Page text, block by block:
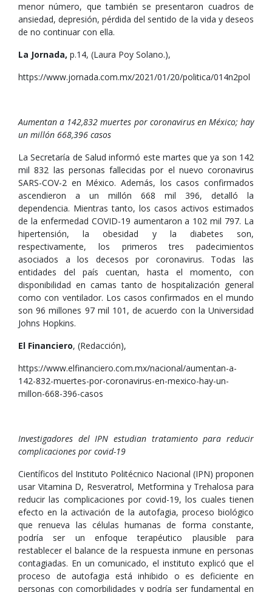
menor número, que también se presentaron cuadros de
ansiedad, depresión, pérdida del sentido de la vida y deseos
de no continuar con ella.
La Jornada, p.14, (Laura Poy Solano.),
https://www.jornada.com.mx/2021/01/20/politica/014n2pol
Aumentan a 142,832 muertes por coronavirus en México; hay
un millón 668,396 casos
La Secretaría de Salud informó este martes que ya son 142
mil 832 las personas fallecidas por el nuevo coronavirus
SARS-COV-2 en México. Además, los casos confirmados
ascendieron a un millón 668 mil 396, detalló la
dependencia. Mientras tanto, los casos activos estimados
de la enfermedad COVID-19 aumentaron a 102 mil 797. La
hipertensión, la obesidad y la diabetes son,
respectivamente, los primeros tres padecimientos
asociados a los decesos por coronavirus. Todas las
entidades del país cuentan, hasta el momento, con
disponibilidad en camas tanto de hospitalización general
como con ventilador. Los casos confirmados en el mundo
son 96 millones 97 mil 101, de acuerdo con la Universidad
Johns Hopkins.
El Financiero, (Redacción),
https://www.elfinanciero.com.mx/nacional/aumentan-a-
142-832-muertes-por-coronavirus-en-mexico-hay-un-
millon-668-396-casos
Investigadores del IPN estudian tratamiento para reducir
complicaciones por covid-19
Científicos del Instituto Politécnico Nacional (IPN) proponen
usar Vitamina D, Resveratrol, Metformina y Trehalosa para
reducir las complicaciones por covid-19, los cuales tienen
efecto en la activación de la autofagia, proceso biológico
que renueva las células humanas de forma constante,
podría ser un enfoque terapéutico plausible para
restablecer el balance de la respuesta inmune en personas
contagiadas. En un comunicado, el instituto explicó que el
proceso de autofagia está inhibido o es deficiente en
personas con comorbilidades y podría ser fundamental en